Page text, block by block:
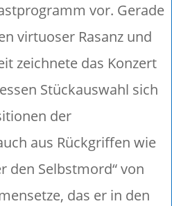
vor. Gerade
virtuoser Rasanz und
zeichnete das Konzert
Stückauswahl sich
der
aus Rückgriffen wie
den Selbstmord“ von
das er in den